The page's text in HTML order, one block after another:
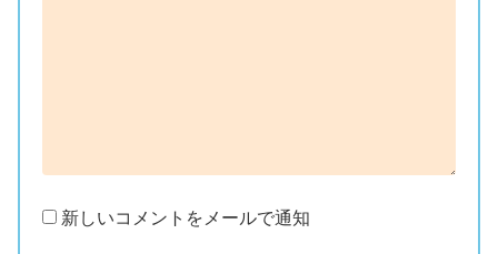
新しいコメントをメールで通知